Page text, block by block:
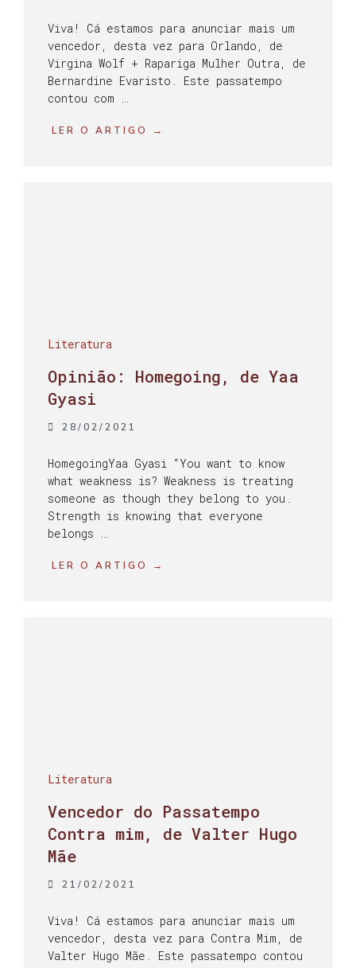
Viva! Cá estamos para anunciar mais um
vencedor, desta vez para Orlando, de
Virgina Wolf + Rapariga Mulher Outra, de
Bernardine Evaristo. Este passatempo
contou com …
LER O ARTIGO →
Literatura
Opinião: Homegoing, de Yaa
Gyasi
28/02/2021
HomegoingYaa Gyasi “You want to know
what weakness is? Weakness is treating
someone as though they belong to you.
Strength is knowing that everyone
belongs …
LER O ARTIGO →
Literatura
Vencedor do Passatempo
Contra mim, de Valter Hugo
Mãe
21/02/2021
Viva! Cá estamos para anunciar mais um
vencedor, desta vez para Contra Mim, de
Valter Hugo Mãe. Este passatempo contou